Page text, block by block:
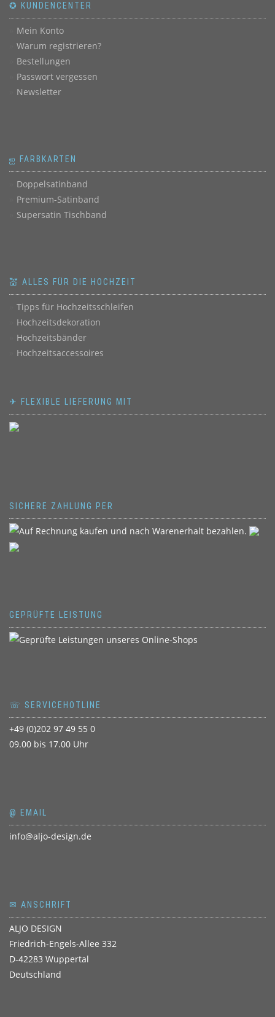
✪ KUNDENCENTER
Mein Konto
Warum registrieren?
Bestellungen
Passwort vergessen
Newsletter
ஐ FARBKARTEN
Doppelsatinband
Premium-Satinband
Supersatin Tischband
💒 ALLES FÜR DIE HOCHZEIT
Tipps für Hochzeitsschleifen
Hochzeitsdekoration
Hochzeitsbänder
Hochzeitsaccessoires
✈ FLEXIBLE LIEFERUNG MIT
SICHERE ZAHLUNG PER
GEPRÜFTE LEISTUNG
☏ SERVICEHOTLINE
+49 (0)202 97 49 55 0
09.00 bis 17.00 Uhr
@ EMAIL
info@aljo-design.de
✉ ANSCHRIFT
ALJO DESIGN
Friedrich-Engels-Allee 332
D-42283 Wuppertal
Deutschland